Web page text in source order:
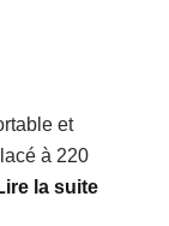
à 220